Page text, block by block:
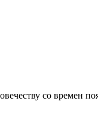
со времен